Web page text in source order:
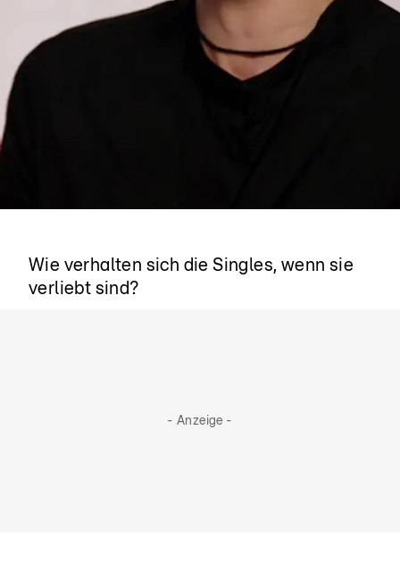
Wie verhalten sich die Singles, wenn sie
verliebt sind?
- Anzeige -